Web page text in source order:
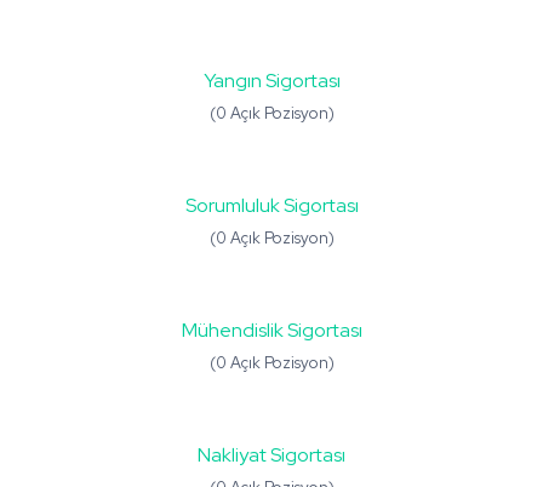
Yangın Sigortası
(0 Açık Pozisyon)
Sorumluluk Sigortası
(0 Açık Pozisyon)
Mühendislik Sigortası
(0 Açık Pozisyon)
Nakliyat Sigortası